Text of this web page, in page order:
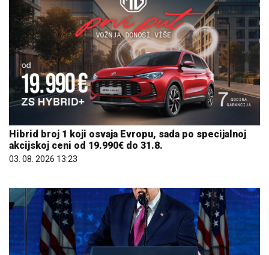
Hibrid broj 1 koji osvaja Evropu, sada po specijalnoj
akcijskoj ceni od 19.990€ do 31.8.
03. 08. 2026 13:23